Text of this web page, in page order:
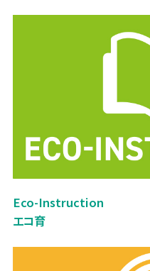
Eco-Instruction
エコ育